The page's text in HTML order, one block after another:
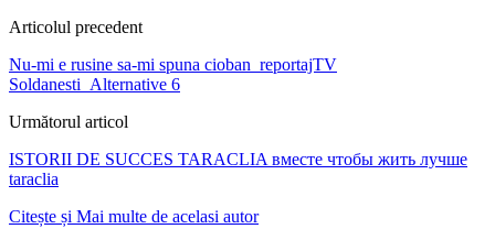
Articolul precedent
Nu-mi e rusine sa-mi spuna cioban_reportajTV
Soldanesti_Alternative 6
Următorul articol
ISTORII DE SUCCES TARACLIA вместе чтобы жить лучше
taraclia
Citește și Mai multe de acelasi autor